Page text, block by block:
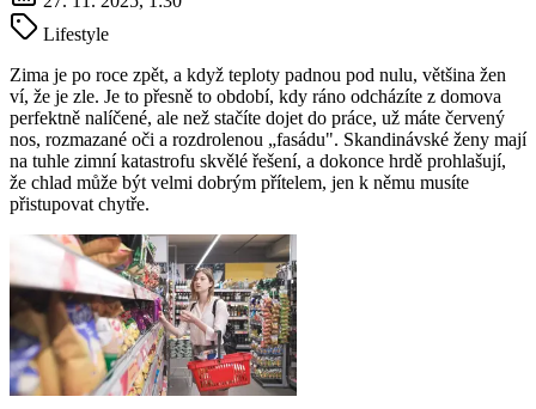
Lifestyle
Zima je po roce zpět, a když teploty padnou pod nulu, většina žen
ví, že je zle. Je to přesně to období, kdy ráno odcházíte z domova
perfektně nalíčené, ale než stačíte dojet do práce, už máte červený
nos, rozmazané oči a rozdrolenou „fasádu". Skandinávské ženy mají
na tuhle zimní katastrofu skvělé řešení, a dokonce hrdě prohlašují,
že chlad může být velmi dobrým přítelem, jen k němu musíte
přistupovat chytře.